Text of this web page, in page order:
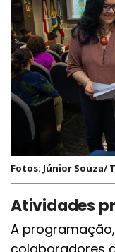
Fotos: Júnior Souza/
Atividades
A